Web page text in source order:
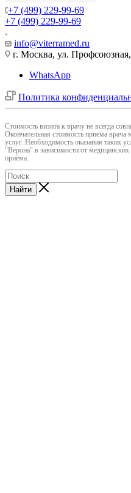
+7 (499) 229-99-69
+7 (499) 229-99-69
info@viterramed.ru
г. Москва, ул.
WhatsApp
Политика
Cтоимость визита к врачу не всегда
Окончательная стоимость приема
услуг. Необходимость оказания таких
"Верона" в зависимости от медицинских
приёма.
Найти